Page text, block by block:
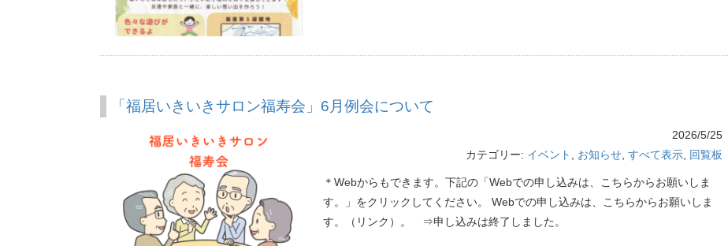
「福居いきいきサロン福寿会」6月例会について
2026/5/25
カテゴリー: イベント , お知らせ, すべて表示, 回覧板
＊Webからもできます。下記の「Webでの申し込みは、こちらからお願いしま
す。」をクリックしてください。 Webでの申し込みは、こちらからお願いしま
す。（リンク）。 ⇒申し込みは終了しました。